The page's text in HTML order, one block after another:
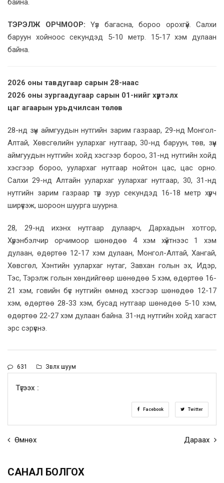
байна.
ТЭРЭЛЖ ОРЧМООР: Үүл багасна, бороо орохгүй. Салхи
баруун хойноос секундэд 5-10 метр. 15-17 хэм дулаан
байна.
2026 оны тавдугаар сарын 28-наас
2026 оны зургаадугаар сарын 01-нийг хүртэлх
цаг агаарын урьдчилсан төлөв
28-нд зүүн аймгуудын нутгийн зарим газраар, 29-нд Монгол-
Алтай, Хөвсгөлийн уулархаг нутгаар, 30-нд баруун, төв, зүүн
аймгуудын нутгийн хойд хэсгээр бороо, 31-нд нутгийн хойд
хэсгээр бороо, уулархаг нутгаар нойтон цас, цас орно.
Салхи 29-нд Алтайн уулархаг уулархаг нутгаар, 30, 31-нд
нутгийн зарим газраар түр зуур секундэд 16-18 метр хүрч
ширүүсэж, шороон шуурга шуурна.
28, 29-нд ихэнх нутгаар дулаарч, Дархадын хотгор,
Хүрэнбэлчир орчимоор шөнөдөө 4 хэм хүйтнээс 1 хэм
дулаан, өдөртөө 12-17 хэм дулаан, Монгол-Алтай, Хангай,
Хөвсгөл, Хэнтийн уулархаг нутаг, Завхан голын эх, Идэр,
Тэс, Тэрэлж голын хөндийгөөр шөнөдөө 5 хэм, өдөртөө 16-
21 хэм, говийн бүс нутгийн өмнөд хэсгээр шөнөдөө 12-17
хэм, өдөртөө 28-33 хэм, бусад нутгаар шөнөдөө 5-10 хэм,
өдөртөө 22-27 хэм дулаан байна. 31-нд нутгийн хойд хагаст
эрс сэрүүснэ.
631 Зөвлөх шуум
Түгээх :
Facebook Twitter
Өмнөх Дараах
САНАЛ БОЛГОХ